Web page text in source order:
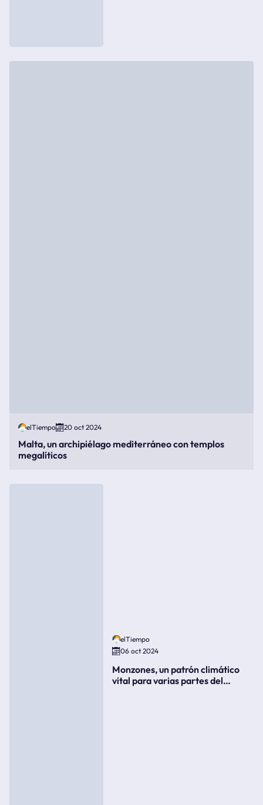
elTiempo 20 oct 2024
Malta, un archipiélago mediterráneo con templos
megalíticos
elTiempo
06 oct 2024
Monzones, un patrón climático
vital para varias partes del